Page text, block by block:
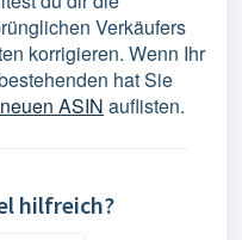
Verkäufers
korrigieren. Wenn Ihr
hat Sie
ASIN auflisten.
hilfreich?